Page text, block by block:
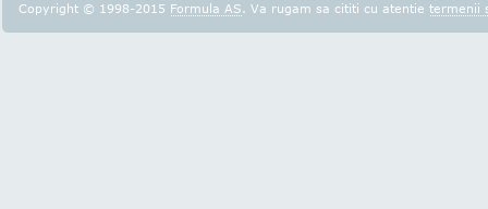
Copyright © 1998-2015 Formula AS. Va rugam sa cititi cu atentie termenii